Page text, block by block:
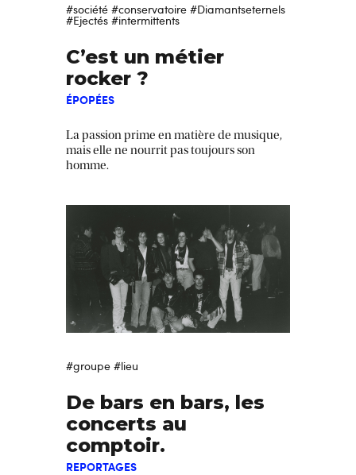
#société #conservatoire #Diamantseternels
#Ejectés #intermittents
C’est un métier
rocker ?
ÉPOPÉES
La passion prime en matière de musique,
mais elle ne nourrit pas toujours son
homme.
#groupe #lieu
De bars en bars, les
concerts au
comptoir.
REPORTAGES